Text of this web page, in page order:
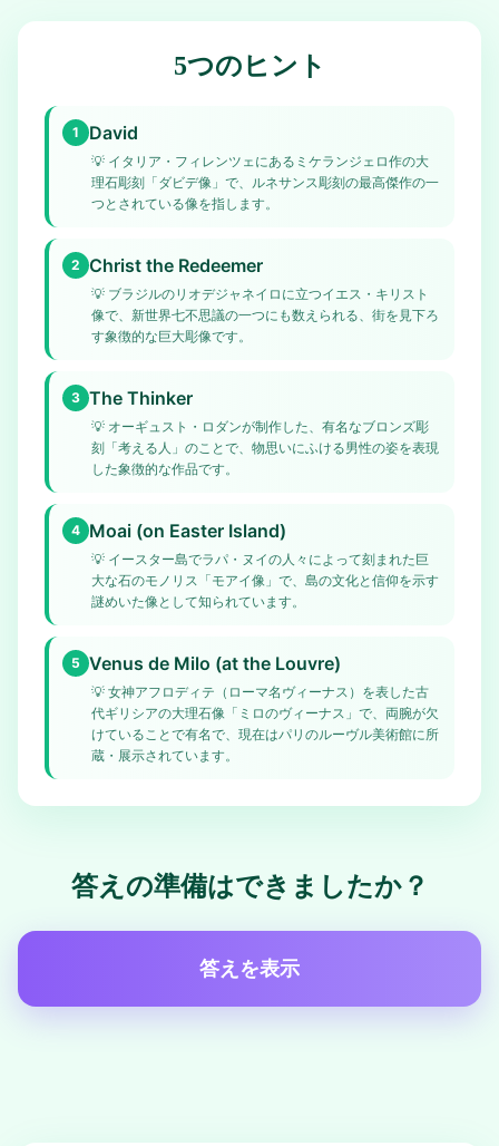
5つのヒント
1 David
💡 イタリア・フィレンツェにあるミケランジェロ作の大
理石彫刻「ダビデ像」で、ルネサンス彫刻の最高傑作の一
つとされている像を指します。
2 Christ the Redeemer
💡 ブラジルのリオデジャネイロに立つイエス・キリスト
像で、新世界七不思議の一つにも数えられる、街を見下ろ
す象徴的な巨大彫像です。
3 The Thinker
💡 オーギュスト・ロダンが制作した、有名なブロンズ彫
刻「考える人」のことで、物思いにふける男性の姿を表現
した象徴的な作品です。
4 Moai (on Easter Island)
💡 イースター島でラパ・ヌイの人々によって刻まれた巨
大な石のモノリス「モアイ像」で、島の文化と信仰を示す
謎めいた像として知られています。
5 Venus de Milo (at the Louvre)
💡 女神アフロディテ（ローマ名ヴィーナス）を表した古
代ギリシアの大理石像「ミロのヴィーナス」で、両腕が欠
けていることで有名で、現在はパリのルーヴル美術館に所
蔵・展示されています。
答えの準備はできましたか？
答えを表示